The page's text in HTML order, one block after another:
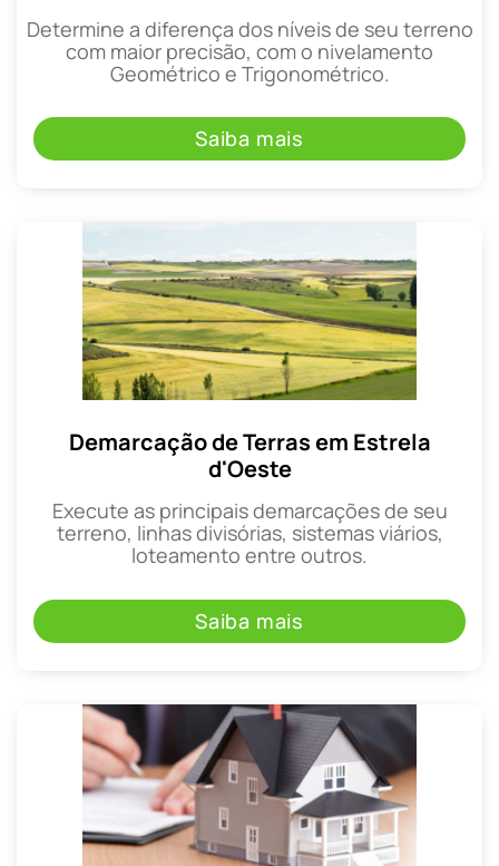
Determine a diferença dos níveis de seu terreno
com maior precisão, com o nivelamento
Geométrico e Trigonométrico.
Saiba mais
Demarcação de Terras em Estrela
d'Oeste
Execute as principais demarcações de seu
terreno, linhas divisórias, sistemas viários,
loteamento entre outros.
Saiba mais